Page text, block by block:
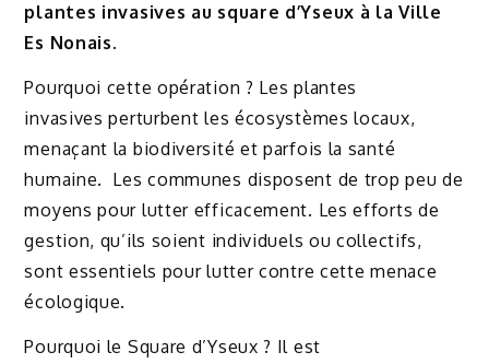
plantes invasives au square d’Yseux à la Ville
Es Nonais.
Pourquoi cette opération ? Les plantes
invasives perturbent les écosystèmes locaux,
menaçant la biodiversité et parfois la santé
humaine. Les communes disposent de trop peu de
moyens pour lutter efficacement. Les efforts de
gestion, qu’ils soient individuels ou collectifs,
sont essentiels pour lutter contre cette menace
écologique.
Pourquoi le Square d’Yseux ? Il est